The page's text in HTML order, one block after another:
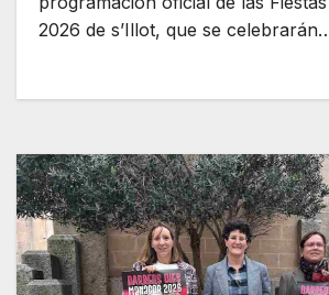
2026 de s’Illot, que se